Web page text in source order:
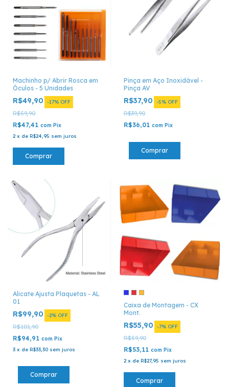
Machinho p/ Abrir Rosca em
Óculos - 5 Unidades
R$49,90 -17% OFF
R$59,90
R$47,41 com Pix
2 x de R$24,95 sem juros
Comprar
Pinça em Aço Inoxidável -
Pinça AV
R$37,90 -5% OFF
R$39,90
R$36,01 com Pix
Alicate Ajusta Plaquetas - AL
01
R$99,90 -2% OFF
R$101,90
R$94,91 com Pix
3 x de R$33,30 sem juros
Caixa de Montagem - CX
Mont.
R$55,90 -7% OFF
R$59,90
R$53,11 com Pix
2 x de R$27,95 sem juros
Comprar